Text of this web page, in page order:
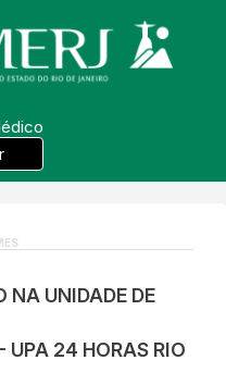
NA UNIDADE DE
UPA 24 HORAS RIO